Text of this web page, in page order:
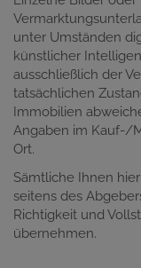
unter Umständen
künstlicher
ausschließlich der
tatsächlichen
Immobilien
Angaben im Kauf-/
Ort.
Sämtliche Ihnen
seitens des
Richtigkeit und
übernehmen.